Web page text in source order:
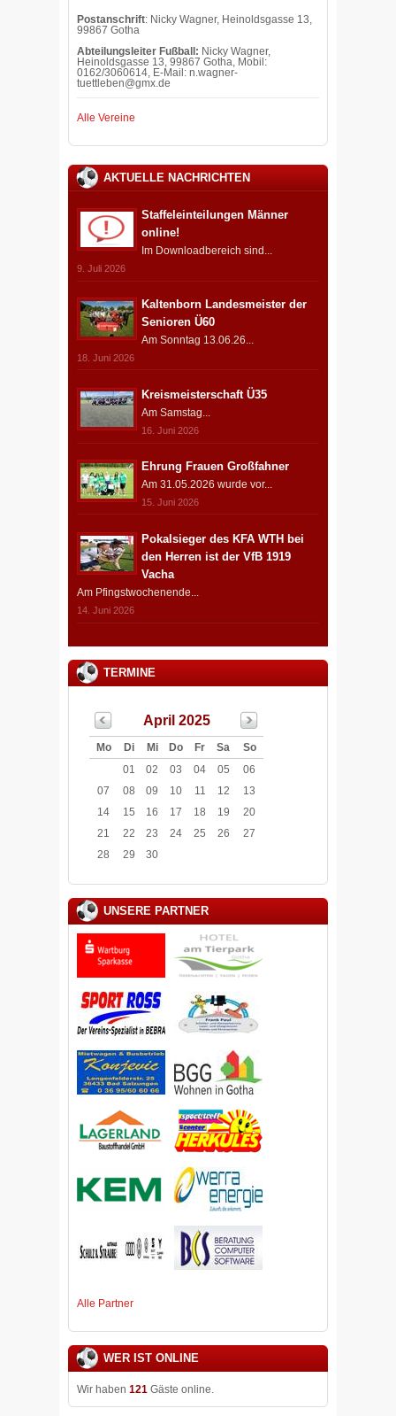
Postanschrift: Nicky Wagner, Heinoldsgasse 13,
99867 Gotha
Abteilungsleiter Fußball: Nicky Wagner,
Heinoldsgasse 13, 99867 Gotha, Mobil:
0162/3060614, E-Mail: n.wagner-
tuettleben@gmx.de
Alle Vereine
AKTUELLE NACHRICHTEN
Staffeleinteilungen Männer
online!
Im Downloadbereich sind...
9. Juli 2026
Kaltenborn Landesmeister der
Senioren Ü60
Am Sonntag 13.06.26...
18. Juni 2026
Kreismeisterschaft Ü35
Am Samstag...
16. Juni 2026
Ehrung Frauen Großfahner
Am 31.05.2026 wurde vor...
15. Juni 2026
Pokalsieger des KFA WTH bei
den Herren ist der VfB 1919
Vacha
Am Pfingstwochenende...
14. Juni 2026
TERMINE
April 2025
Mo Di Mi Do Fr Sa
So
01
02 03 04 05
06
07
08 09 10 11 12
13
14
15 16 17 18 19
20
21
22 23 24 25 26
27
28
29 30
UNSERE PARTNER
Alle Partner
WER IST ONLINE
Wir haben 121 Gäste online.